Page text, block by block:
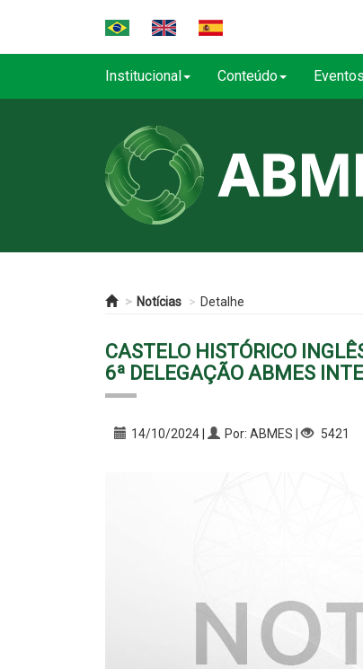
Institucional Conteúdo Eventos
Notícias Detalhe
CASTELO HISTÓRICO
6ª DELEGAÇÃO ABMES
14/10/2024 | Por: ABMES | 5421